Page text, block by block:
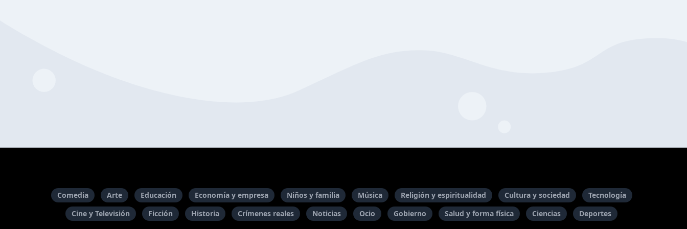
Comedia Arte Educación Economía y empresa Niños y familia Música Religión y espiritualidad Cultura y sociedad
Tecnología
Cine y Televisión
Ficción Historia Crímenes reales Noticias Ocio Gobierno Salud y forma física Ciencias Deportes